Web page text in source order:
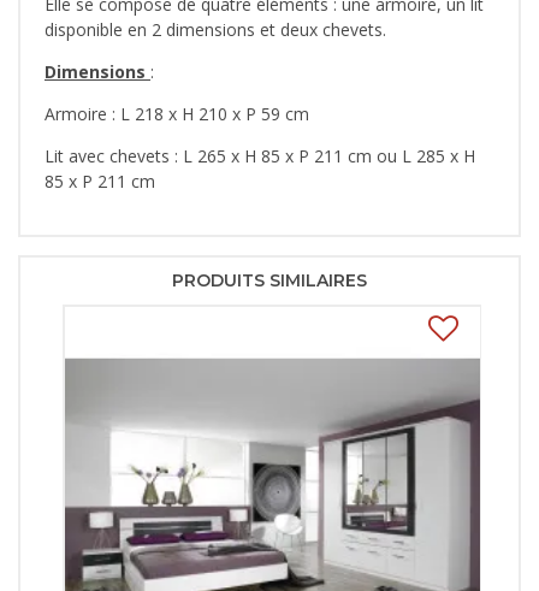
Elle se compose de quatre éléments : une armoire, un lit
disponible en 2 dimensions et deux chevets.
Dimensions :
Armoire : L 218 x H 210 x P 59 cm
Lit avec chevets : L 265 x H 85 x P 211 cm ou L 285 x H
85 x P 211 cm
PRODUITS SIMILAIRES